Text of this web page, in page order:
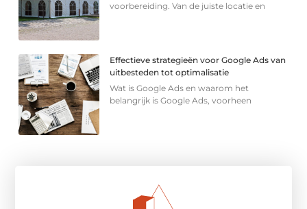
voorbereiding. Van de juiste locatie en
Effectieve strategieën voor Google Ads van
uitbesteden tot optimalisatie
Wat is Google Ads en waarom het
belangrijk is Google Ads, voorheen